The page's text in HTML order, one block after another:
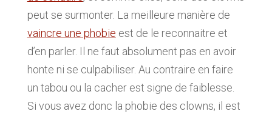
peut se surmonter. La meilleure manière de
vaincre une phobie est de le reconnaitre et
d’en parler. Il ne faut absolument pas en avoir
honte ni se culpabiliser. Au contraire en faire
un tabou ou la cacher est signe de faiblesse.
Si vous avez donc la phobie des clowns, il est